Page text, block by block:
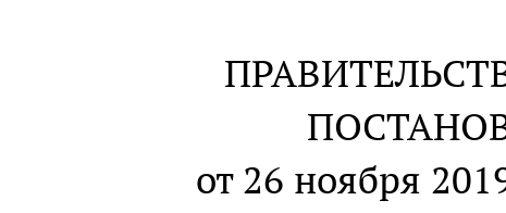
от 26 ноября